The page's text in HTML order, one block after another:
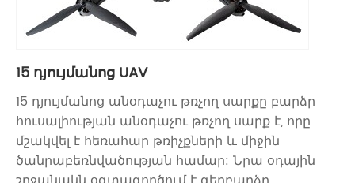
15 դյույմանոց UAV
15 դյույմանոց անօդաչու թռչող սարքը բարձր
հուսալիության անօդաչու թռչող սարք է, որը
մշակվել է հեռահար թռիչքների և միջին
ծանրաբեռնվածության համար: Նրա օդային